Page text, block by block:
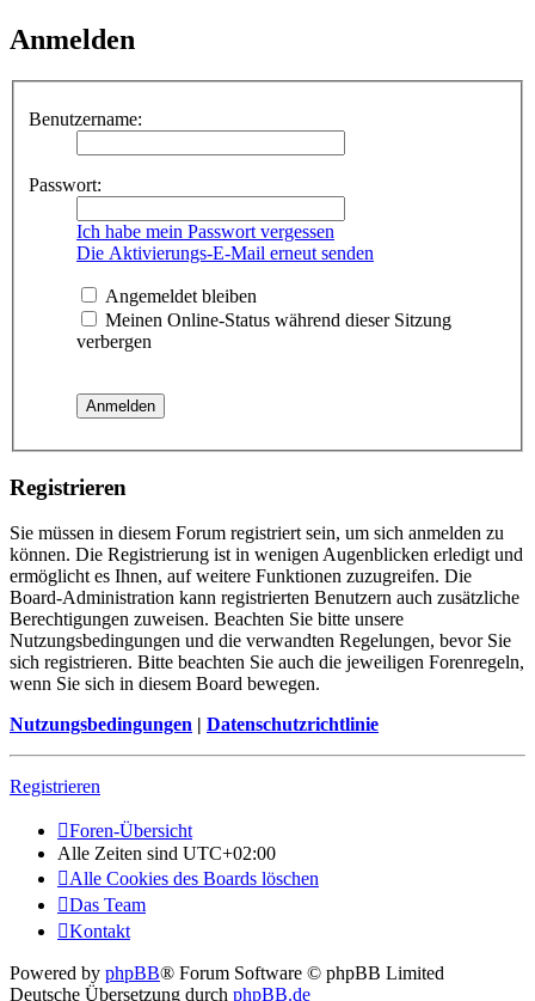
Anmelden
Benutzername:
Passwort:
Ich habe mein Passwort vergessen
Die Aktivierungs-E-Mail erneut senden
Angemeldet bleiben
Meinen Online-Status während dieser Sitzung
verbergen
Registrieren
Sie müssen in diesem Forum registriert sein, um sich anmelden zu
können. Die Registrierung ist in wenigen Augenblicken erledigt und
ermöglicht es Ihnen, auf weitere Funktionen zuzugreifen. Die
Board-Administration kann registrierten Benutzern auch zusätzliche
Berechtigungen zuweisen. Beachten Sie bitte unsere
Nutzungsbedingungen und die verwandten Regelungen, bevor Sie
sich registrieren. Bitte beachten Sie auch die jeweiligen Forenregeln,
wenn Sie sich in diesem Board bewegen.
Nutzungsbedingungen | Datenschutzrichtlinie
Registrieren
Foren-Übersicht
Alle Zeiten sind UTC+02:00
Alle Cookies des Boards löschen
Das Team
Kontakt
Powered by phpBB® Forum Software © phpBB Limited
Deutsche Übersetzung durch phpBB.de